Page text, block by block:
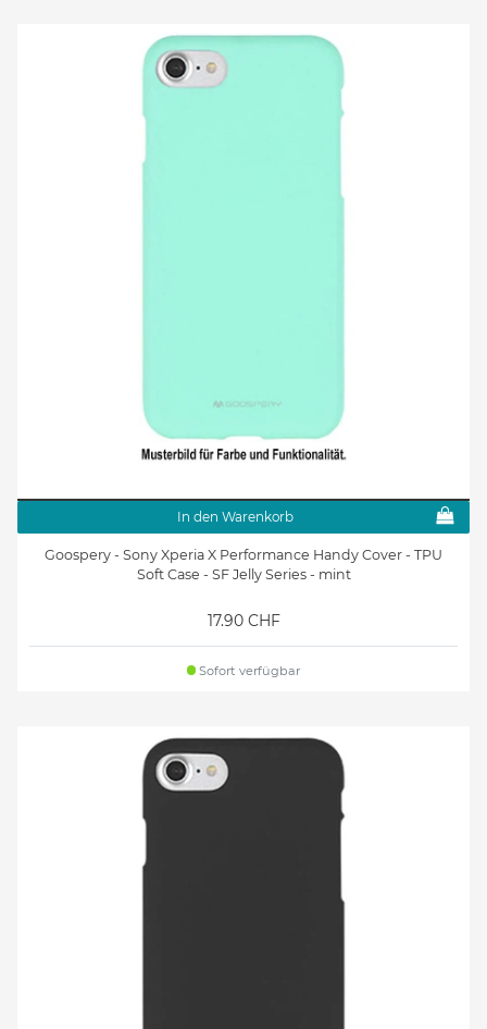
In den Warenkorb
Goospery - Sony Xperia X Performance Handy Cover - TPU
Soft Case - SF Jelly Series - mint
17.90 CHF
Sofort verfügbar